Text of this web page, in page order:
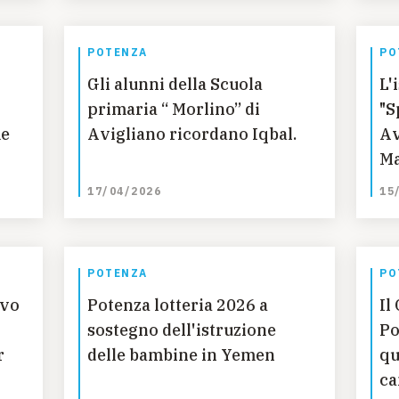
POTENZA
Gli alunni della Scuola
primaria “ Morlino” di
Avigliano ricordano Iqbal.
17/04/2026
POTENZA
Potenza lotteria 2026 a
sostegno dell'istruzione
delle bambine in Yemen
Il